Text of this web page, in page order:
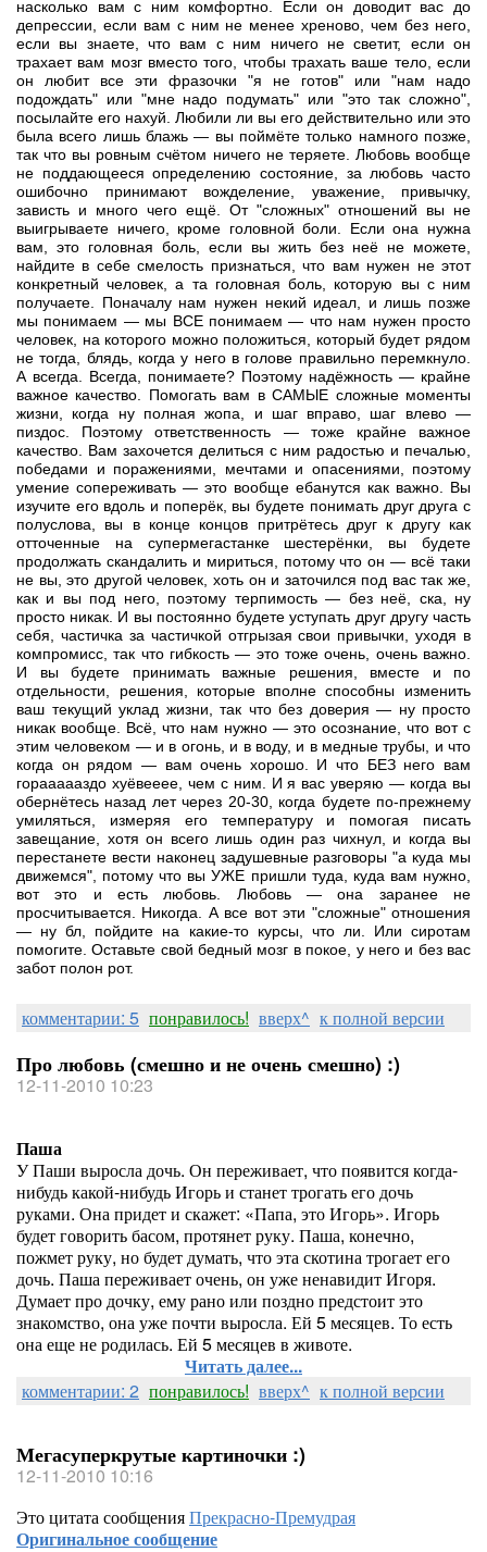
насколько вам с ним комфортно. Если он доводит вас до
депрессии, если вам с ним не менее хреново, чем без него,
если вы знаете, что вам с ним ничего не светит, если он
трахает вам мозг вместо того, чтобы трахать ваше тело, если
он любит все эти фразочки "я не готов" или "нам надо
подождать" или "мне надо подумать" или "это так сложно",
посылайте его нахуй. Любили ли вы его действительно или это
была всего лишь блажь — вы поймёте только намного позже,
так что вы ровным счётом ничего не теряете. Любовь вообще
не поддающееся определению состояние, за любовь часто
ошибочно принимают вожделение, уважение, привычку,
зависть и много чего ещё. От "сложных" отношений вы не
выигрываете ничего, кроме головной боли. Если она нужна
вам, это головная боль, если вы жить без неё не можете,
найдите в себе смелость признаться, что вам нужен не этот
конкретный человек, а та головная боль, которую вы с ним
получаете. Поначалу нам нужен некий идеал, и лишь позже
мы понимаем — мы ВСЕ понимаем — что нам нужен просто
человек, на которого можно положиться, который будет рядом
не тогда, блядь, когда у него в голове правильно перемкнуло.
А всегда. Всегда, понимаете? Поэтому надёжность — крайне
важное качество. Помогать вам в САМЫЕ сложные моменты
жизни, когда ну полная жопа, и шаг вправо, шаг влево —
пиздос. Поэтому ответственность — тоже крайне важное
качество. Вам захочется делиться с ним радостью и печалью,
победами и поражениями, мечтами и опасениями, поэтому
умение сопереживать — это вообще ебанутся как важно. Вы
изучите его вдоль и поперёк, вы будете понимать друг друга с
полуслова, вы в конце концов притрётесь друг к другу как
отточенные на супермегастанке шестерёнки, вы будете
продолжать скандалить и мириться, потому что он — всё таки
не вы, это другой человек, хоть он и заточился под вас так же,
как и вы под него, поэтому терпимость — без неё, ска, ну
просто никак. И вы постоянно будете уступать друг другу часть
себя, частичка за частичкой отгрызая свои привычки, уходя в
компромисс, так что гибкость — это тоже очень, очень важно.
И вы будете принимать важные решения, вместе и по
отдельности, решения, которые вполне способны изменить
ваш текущий уклад жизни, так что без доверия — ну просто
никак вообще. Всё, что нам нужно — это осознание, что вот с
этим человеком — и в огонь, и в воду, и в медные трубы, и что
когда он рядом — вам очень хорошо. И что БЕЗ него вам
гораааааздо хуёвееее, чем с ним. И я вас уверяю — когда вы
обернётесь назад лет через 20-30, когда будете по-прежнему
умиляться, измеряя его температуру и помогая писать
завещание, хотя он всего лишь один раз чихнул, и когда вы
перестанете вести наконец задушевные разговоры "а куда мы
движемся", потому что вы УЖЕ пришли туда, куда вам нужно,
вот это и есть любовь. Любовь — она заранее не
просчитывается. Никогда. А все вот эти "сложные" отношения
— ну бл, пойдите на какие-то курсы, что ли. Или сиротам
помогите. Оставьте свой бедный мозг в покое, у него и без вас
забот полон рот.
комментарии: 5 понравилось! вверх^ к полной версии
Про любовь (смешно и не очень смешно) :)
12-11-2010 10:23
Паша
У Паши выросла дочь. Он переживает, что появится когда-
нибудь какой-нибудь Игорь и станет трогать его дочь
руками. Она придет и скажет: «Папа, это Игорь». Игорь
будет говорить басом, протянет руку. Паша, конечно,
пожмет руку, но будет думать, что эта скотина трогает его
дочь. Паша переживает очень, он уже ненавидит Игоря.
Думает про дочку, ему рано или поздно предстоит это
знакомство, она уже почти выросла. Ей 5 месяцев. То есть
она еще не родилась. Ей 5 месяцев в животе.
Читать далее...
комментарии: 2 понравилось! вверх^ к полной версии
Мегасуперкрутые картиночки :)
12-11-2010 10:16
Это цитата сообщенияПрекрасно-Премудрая
Оригинальное сообщение